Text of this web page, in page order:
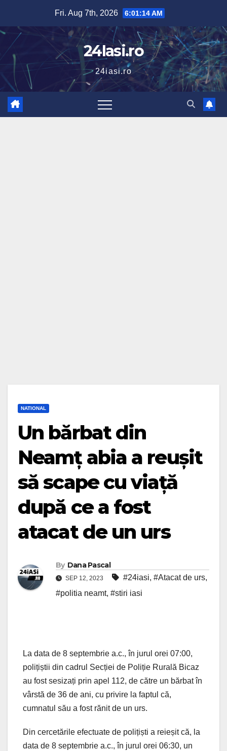
content
Fri. Aug 7th, 2026 6:01:15 AM
24Iasi.ro
24iasi.ro
NATIONAL
Un bărbat din
Neamț abia a reușit
să scape cu viață
după ce a fost
atacat de un urs
By Dana Pascal
SEP 12, 2023 #24iasi, #Atacat de urs,
#politia neamt, #stiri iasi
La data de 8 septembrie a.c., în jurul orei 07:00,
polițiștii din cadrul Secției de Poliție Rurală Bicaz
au fost sesizați prin apel 112, de către un bărbat în
vârstă de 36 de ani, cu privire la faptul că,
cumnatul său a fost rănit de un urs.
Din cercetările efectuate de polițiști a reieșit că, la
data de 8 septembrie a.c., în jurul orei 06:30, un